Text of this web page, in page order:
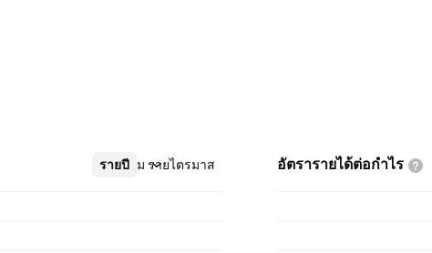
รายปี รายไตรมาส
เพิ่มเติม อัตรารายได้ต่อกำไร